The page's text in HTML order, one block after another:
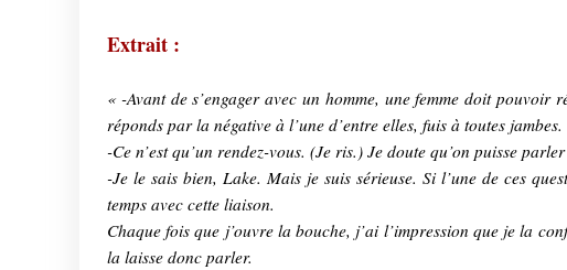
Extrait :
« -Avant de s’engager avec un homme, une femme doit
réponds par la négative à l’une d’entre elles, fuis à toutes jambes.
-Ce n’est qu’un rendez-vous. (Je ris.) Je doute qu’on puisse parler
-Je le sais bien, Lake. Mais je suis sérieuse. Si l’une de ces
temps avec cette liaison.
Chaque fois que j’ouvre la bouche, j’ai l’impression que je la
la laisse donc parler.